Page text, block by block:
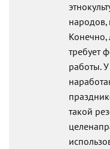
народов,
Конечно,
требует
работы.
такой